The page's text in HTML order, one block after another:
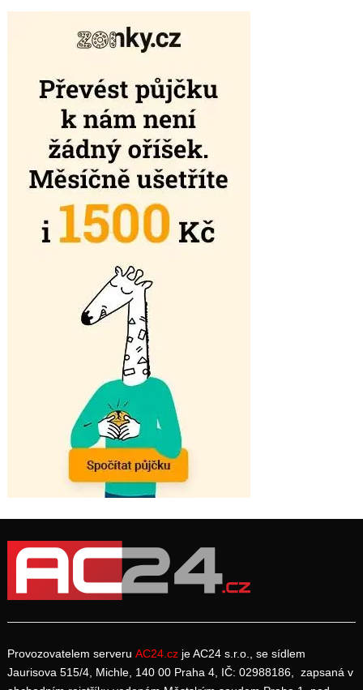
Provozovatelem serveru AC24.cz je AC24 s.r.o., se sídlem
Jaurisova 515/4, Michle, 140 00 Praha 4, IČ: 02988186, zapsaná v